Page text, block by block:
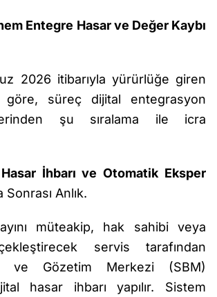
Entegre Hasar ve Değer Kaybı
2026 itibarıyla yürürlüğe giren
süreç dijital entegrasyon
şu sıralama ile icra
İhbarı ve Otomatik Eksper
Sonrası Anlık.
müteakip, hak sahibi veya
servis tarafından
ve Gözetim Merkezi (SBM)
hasar ihbarı yapılır. Sistem